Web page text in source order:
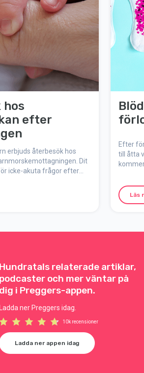
hos
efter
erbjuds återbesök hos
Dit
icke-akuta frågor efter
Efter
till åtta
Läs
Hundratals relaterade artiklar,
podcaster och mer väntar på
dig i Preggers-appen.
Ladda ner Preggers idag.
10k recensioner
Ladda ner appen idag